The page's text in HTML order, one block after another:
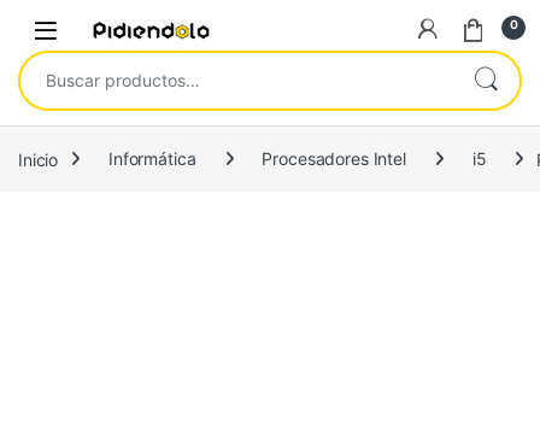
0
Buscar por:
Inicio Informática Procesadores Intel i5